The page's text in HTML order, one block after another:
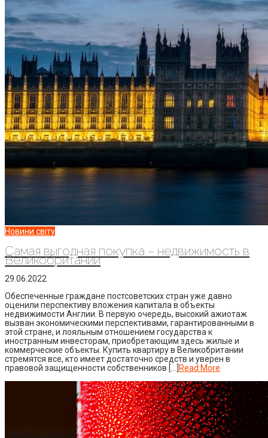
Новини світу
Самая выгодная покупка – недвижимость в
Великобритании
29.06.2022
Обеспеченные граждане постсоветских стран уже давно
оценили перспективу вложения капитала в объекты
недвижимости Англии. В первую очередь, высокий ажиотаж
вызван экономическими перспективами, гарантированными в
этой стране, и лояльным отношением государства к
иностранным инвесторам, приобретающим здесь жилые и
коммерческие объекты. Купить квартиру в Великобритании
стремятся все, кто имеет достаточно средств и уверен в
правовой защищенности собственников […] Read More